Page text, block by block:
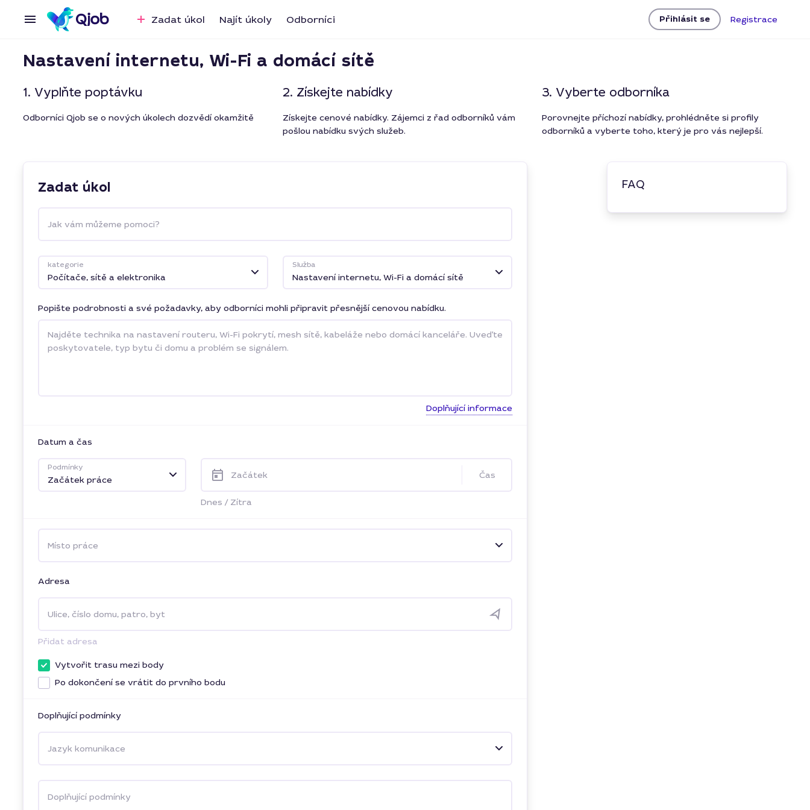
Zadat úkol Najít úkoly Odborníci Přihlásit se Registrace
Nastavení internetu, Wi-Fi a domácí sítě
1. Vyplňte poptávku
Odborníci Qjob se o nových úkolech dozvědí okamžitě
2. Získejte nabídky
Získejte cenové nabídky. Zájemci z řad odborníků vám
pošlou nabídku svých služeb.
3. Vyberte odborníka
Porovnejte příchozí nabídky, prohlédněte si profily
odborníků a vyberte toho, který je pro vás nejlepší.
Zadat úkol
Jak vám můžeme pomoci?
kategorie
Počítače, sítě a elektronika
Služba
Nastavení internetu, Wi-Fi a domácí sítě
Popište podrobnosti a své požadavky, aby odborníci mohli připravit přesnější cenovou nabídku.
Doplňující informace
Datum a čas
Podmínky
Začátek práce Začátek Čas
Dnes / Zítra
Místo práce
Adresa
Ulice, číslo domu, patro, byt
Přidat adresa
Vytvořit trasu mezi body
Po dokončení se vrátit do prvního bodu
Doplňující podmínky
Jazyk komunikace
Doplňující podmínky
FAQ